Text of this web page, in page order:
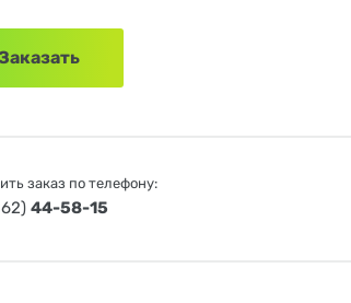
заказ по телефону:
44-58-15